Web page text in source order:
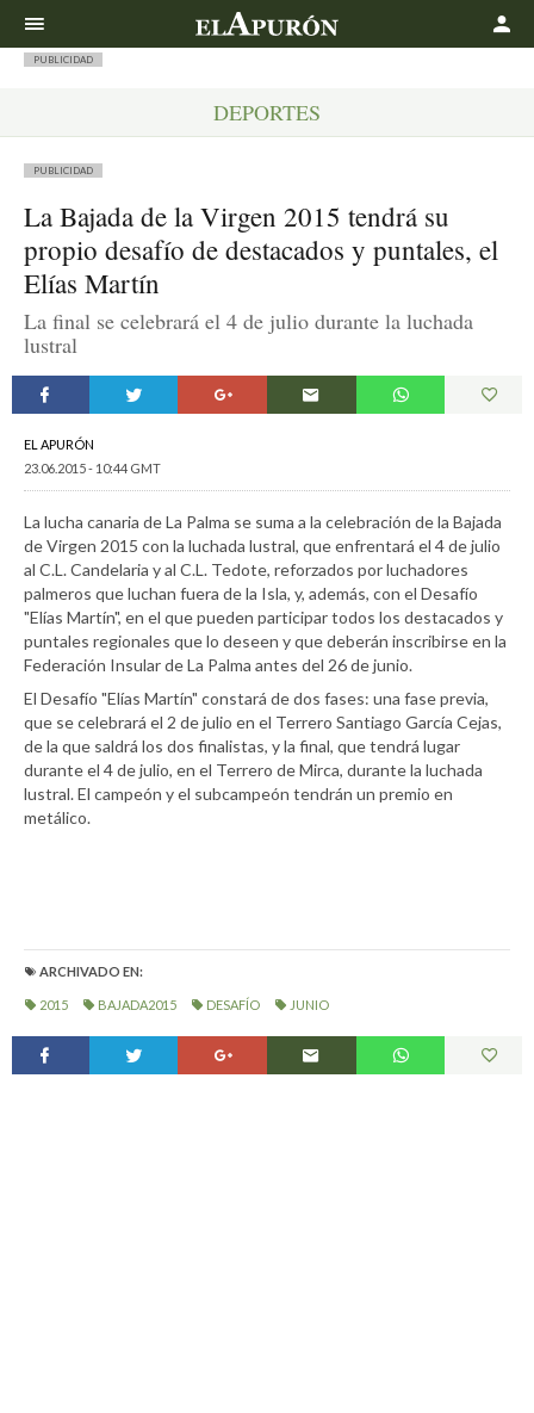
PUBLICIDAD
DEPORTES
PUBLICIDAD
La Bajada de la Virgen 2015 tendrá su
propio desafío de destacados y puntales, el
Elías Martín
La final se celebrará el 4 de julio durante la luchada
lustral
EL APURÓN
23.06.2015 - 10:44 GMT
La lucha canaria de La Palma se suma a la celebración de la Bajada
de Virgen 2015 con la luchada lustral, que enfrentará el 4 de julio
al C.L. Candelaria y al C.L. Tedote, reforzados por luchadores
palmeros que luchan fuera de la Isla, y, además, con el Desafío
"Elías Martín", en el que pueden participar todos los destacados y
puntales regionales que lo deseen y que deberán inscribirse en la
Federación Insular de La Palma antes del 26 de junio.
El Desafío "Elías Martín" constará de dos fases: una fase previa,
que se celebrará el 2 de julio en el Terrero Santiago García Cejas,
de la que saldrá los dos finalistas, y la final, que tendrá lugar
durante el 4 de julio, en el Terrero de Mirca, durante la luchada
lustral. El campeón y el subcampeón tendrán un premio en
metálico.
ARCHIVADO EN:
2015 BAJADA2015 DESAFÍO JUNIO